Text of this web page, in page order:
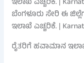
ಬೆಂಗಳೂರು ಸೇರಿ ಈ
ಇಲಾಖೆ ಎಚ್ಚರಿಕೆ. |
ರೈತರಿಗೆ ಹವಾಮಾನ